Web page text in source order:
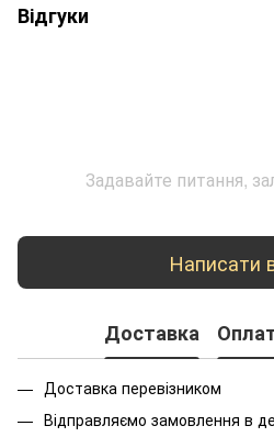
Відгуки
Задавайте питання,
Написати
Доставка
Доставка перевізником
Відправляємо замовлення в